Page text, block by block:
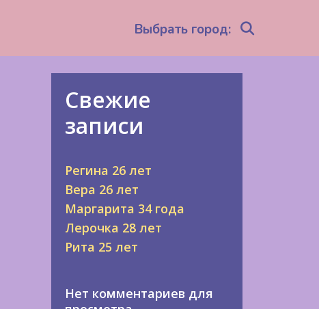
Выбрать город:
Свежие
записи
Регина 26 лет
Вера 26 лет
Маргарита 34 года
Лерочка 28 лет
Рита 25 лет
Нет комментариев для